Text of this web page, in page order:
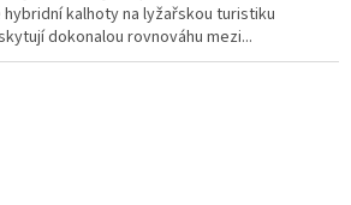
kalhoty na lyžařskou turistiku
dokonalou rovnováhu mezi...